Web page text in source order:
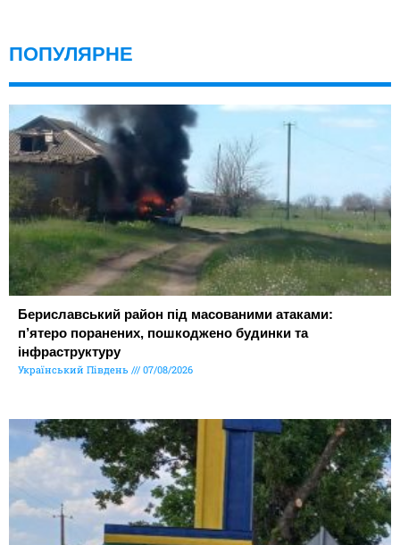
ПОПУЛЯРНЕ
Бериславський район під масованими атаками:
п’ятеро поранених, пошкоджено будинки та
інфраструктуру
Український Південь 07/08/2026